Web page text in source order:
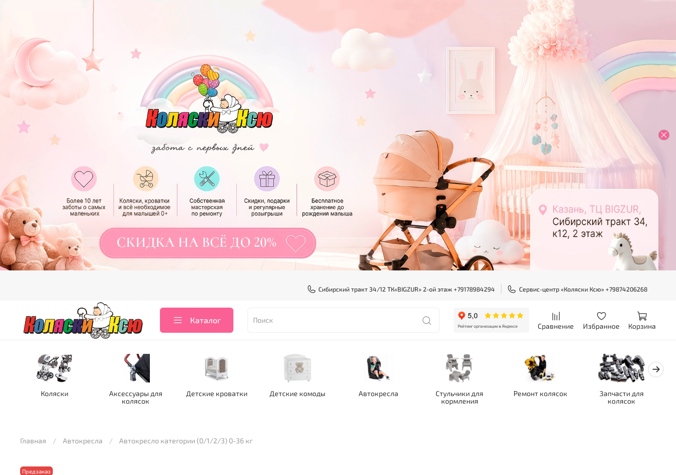
Сибирский тракт 34/12 ТК«BIGZUR» 2-ой этаж +79178984294 Сервис-центр «Коляски Ксю» +79874206268
Каталог
Сравнение Избранное Корзина
Коляски
Аксессуары для
колясок
Детские кроватки Детские комоды Автокресла
Стульчики для
кормления
Ремонт колясок
Запчасти для
колясок
Главная Автокресла Автокресло категории (0/1/2/3) 0-36 кг
Предзаказ